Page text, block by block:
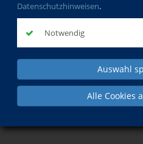
Datenschutzhinweisen.
Notwendig
Auswahl
Alle Cookies
Sprachen